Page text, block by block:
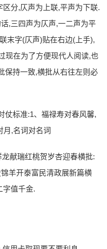
分,仄声为上联,平声为下联.
,三四声为仄声,一二声为平
末字(仄声)贴在右边(上手),
现在为了方便现代人阅读,也
保持一致,横批从右往左则必
仗标准:1、福禄寿对春风馨,
月,名词对名词
献瑞红桃贺岁杏迎春横批:
羊开泰富民清政展新篇横
字值千金.